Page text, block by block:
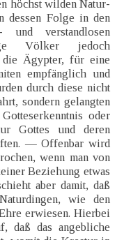
höchst wilden Natur-
dessen Folge in den
und verstandlosen
Völker jedoch
die Ägypter, für eine
empfänglich und
durch diese nicht
sondern gelangten
oder
Gottes und deren
— Offenbar wird
wenn man von
Beziehung etwas
aber damit, daß
wie den
erwiesen. Hierbei
daß das angebliche